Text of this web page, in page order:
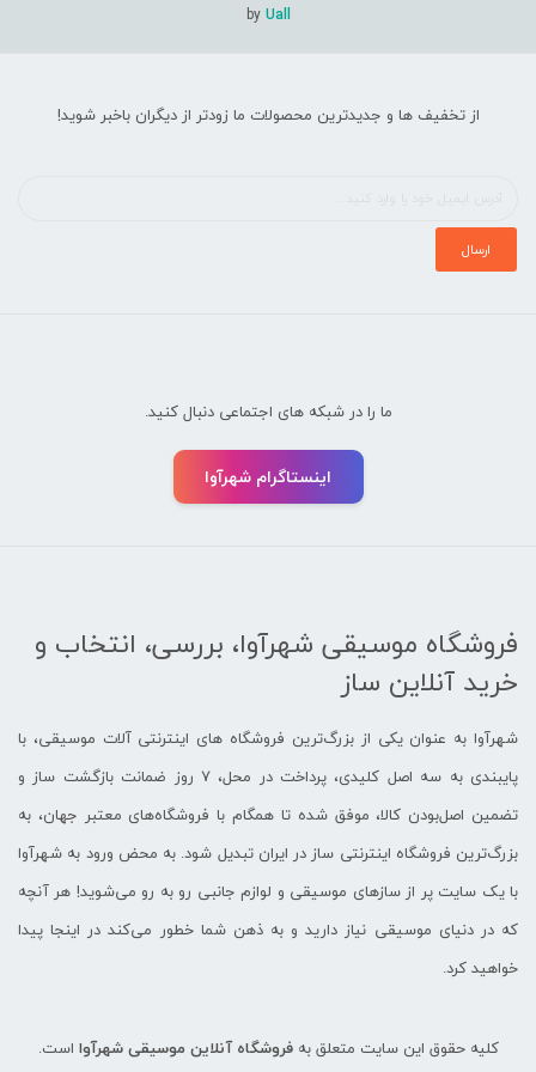
byUall
از تخفیف ها و جدیدترین محصولات ما زودتر از دیگران باخبر شوید!
ما را در شبکه های اجتماعی دنبال کنید.
اینستاگرام شهرآوا
فروشگاه موسیقی شهرآوا، بررسی، انتخاب و
خرید آنلاین ساز
شهرآوا به عنوان یکی از بزرگ‌ترین فروشگاه های اینترنتی آلات موسیقی، با
پایبندی به سه اصل کلیدی، پرداخت در محل، 7 روز ضمانت بازگشت ساز و
تضمین اصل‌بودن کالا، موفق شده تا همگام با فروشگاه‌های معتبر جهان، به
بزرگ‌ترین فروشگاه اینترنتی ساز در ایران تبدیل شود. به محض ورود به شهرآوا
با یک سایت پر از سازهای موسیقی و لوازم جانبی رو به رو می‌شوید! هر آنچه
که در دنیای موسیقی نیاز دارید و به ذهن شما خطور می‌کند در اینجا پیدا
خواهید کرد.
کلیه حقوق این سایت متعلق به فروشگاه آنلاین موسیقی شهرآوا است.